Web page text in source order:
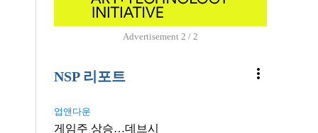
Advertisement 1 / 2
NSP 리포트 more_vert
업앤다운
게임주 상승…데브시